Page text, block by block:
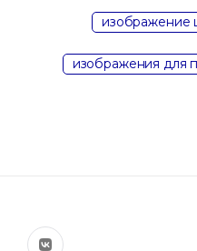
изображение
изображения для